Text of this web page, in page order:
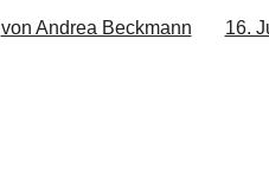
von Andrea Beckmann 16.